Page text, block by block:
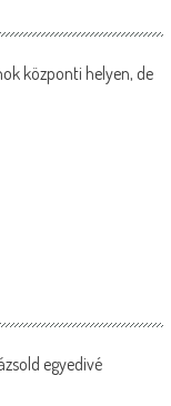
központi helyen, de
egyedivé